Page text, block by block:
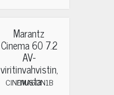
Marantz
Cinema 60 7.2
AV-
viritinvahvistin,
musta
CINEMA60N1B